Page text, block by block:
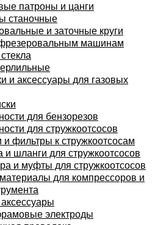
патроны и цанги
станочные
и заточные круги
машинам
и аксессуары для газовых
для бензорезов
для стружкоотсосов
фильтры к стружкоотсосам
и шланги для стружкоотсосов
и муфты для стружкоотсосов
для компрессоров и
электроды